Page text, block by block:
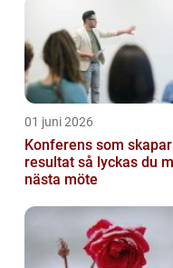
01 juni 2026
Konferens som skapar
resultat så lyckas du med
nästa möte